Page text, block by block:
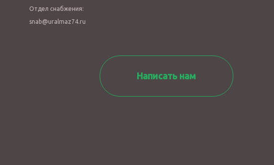
Отдел снабжения:
snab@uralmaz74.ru
Написать нам